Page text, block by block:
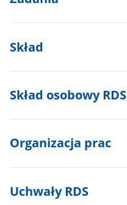
Skład
Skład osobowy RDS
Organizacja prac
Uchwały RDS